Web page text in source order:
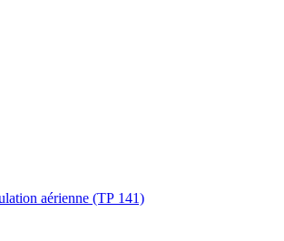
aérienne (TP 141)